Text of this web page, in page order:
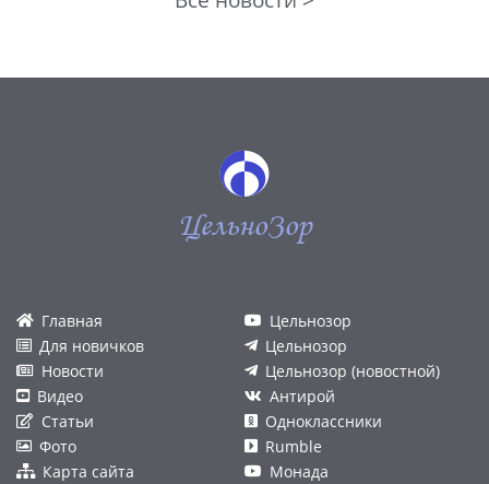
ЦельноЗор
Главная
Для новичков
Новости
Видео
Статьи
Фото
Карта сайта
Цельнозор
Цельнозор
Цельнозор (новостной)
Антирой
Одноклассники
Rumble
Монада